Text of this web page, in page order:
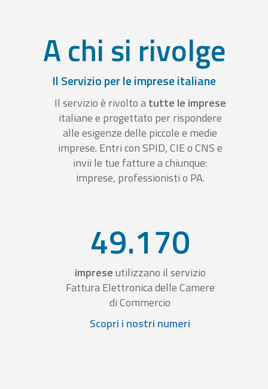
A chi si rivolge
Il Servizio per le imprese italiane
Il servizio è rivolto atutte le imprese
italiane e progettato per rispondere
alle esigenze delle piccole e medie
imprese. Entri con SPID, CIE o CNS e
invii le tue fatture a chiunque:
imprese, professionisti o PA.
49.170
impreseutilizzano il servizio
Fattura Elettronica delle Camere
di Commercio
Scopri i nostri numeri